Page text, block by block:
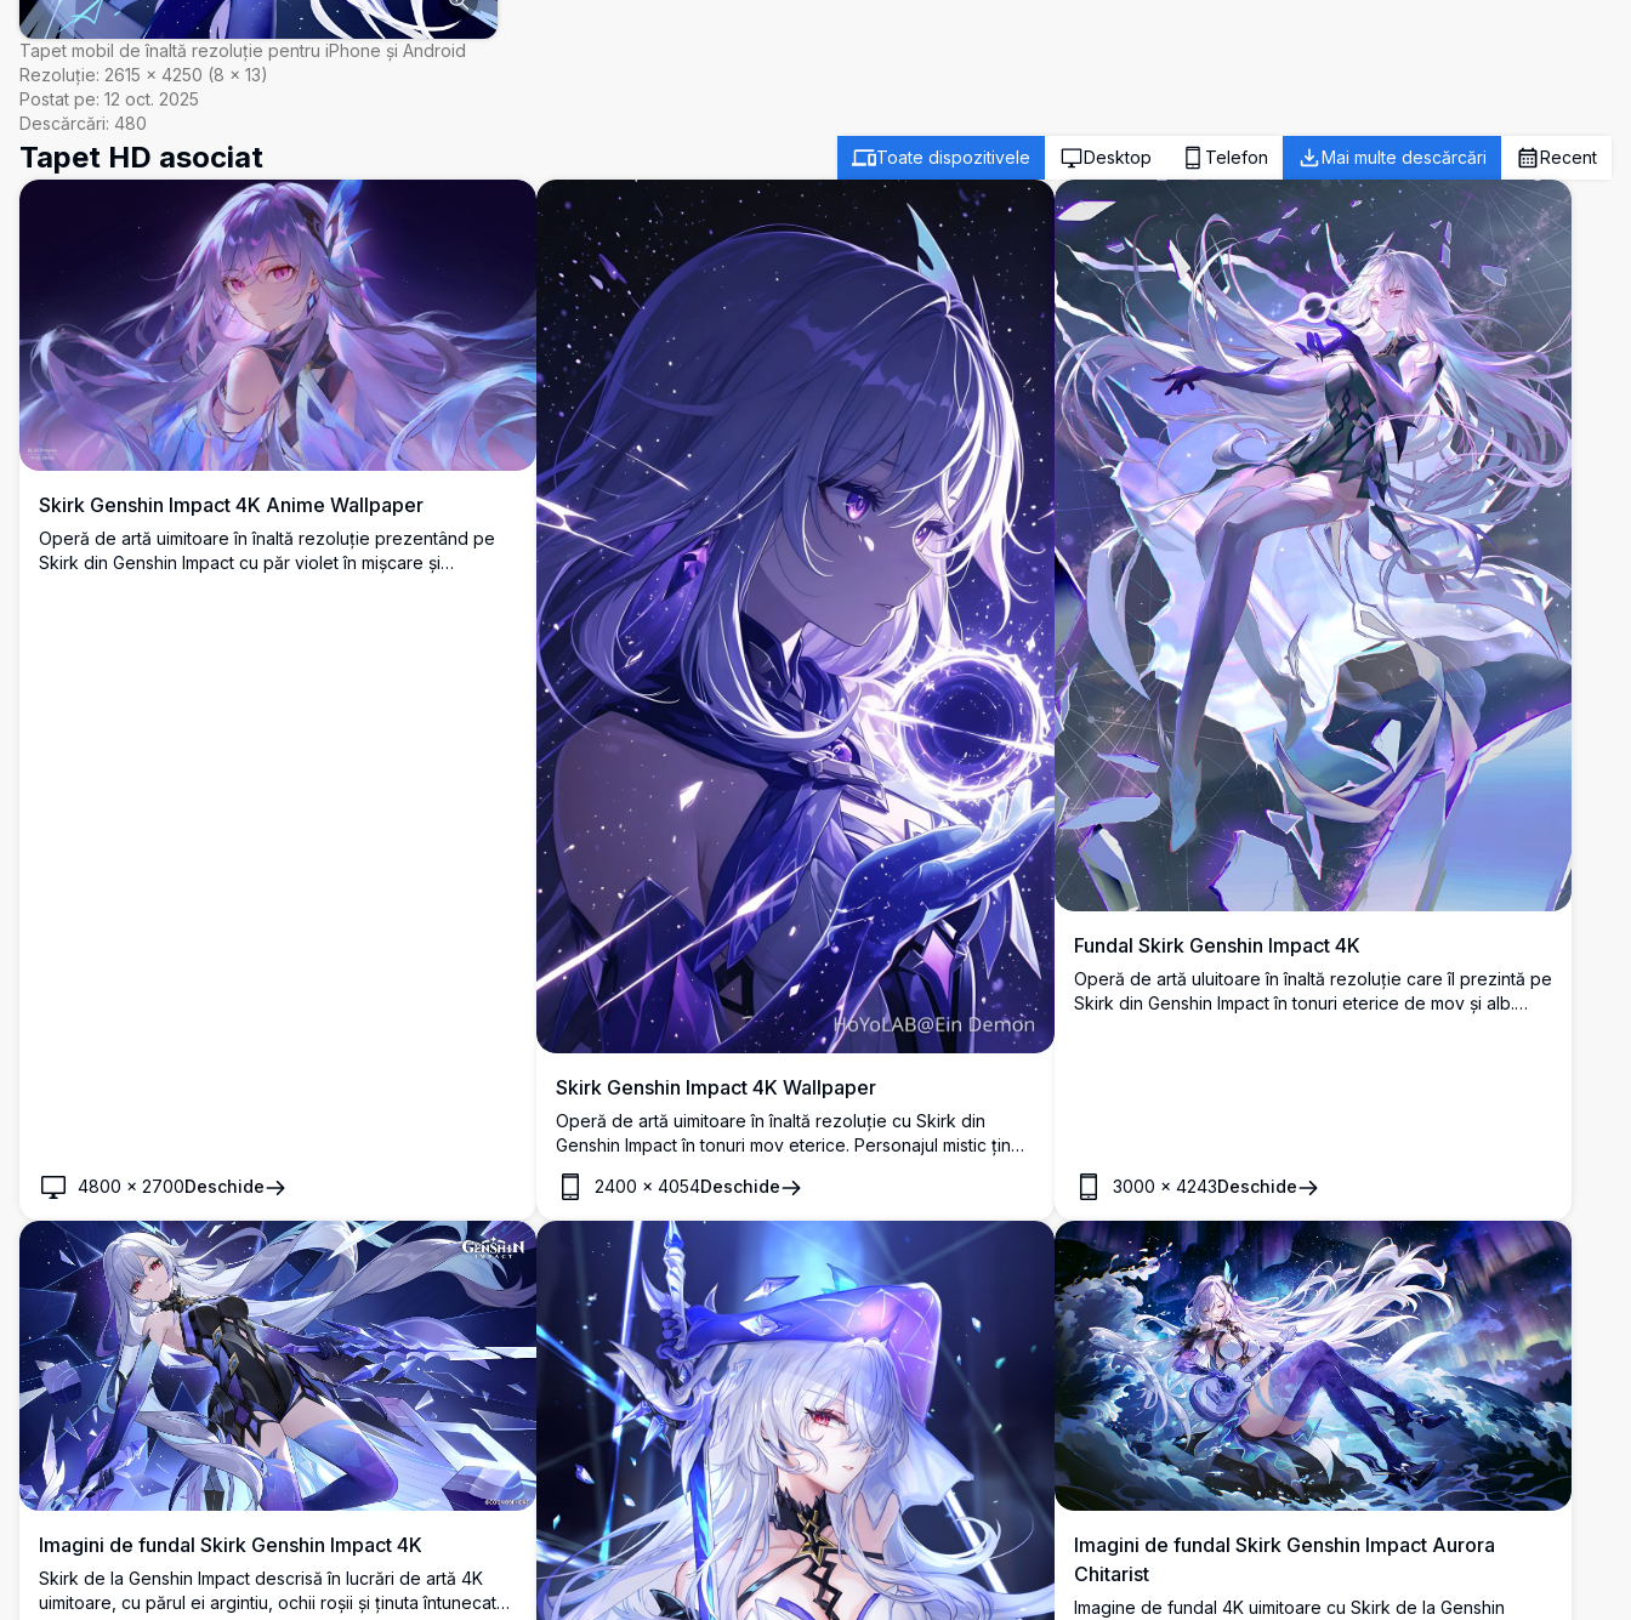
Tapet mobil de înaltă rezoluție pentru iPhone și Android
Rezoluție: 2615 × 4250 (8 × 13)
Postat pe: 12 oct. 2025
Descărcări: 480
Tapet HD asociat Toate dispozitivele Desktop Telefon Mai multe descărcări Recent
Skirk Genshin Impact 4K Anime Wallpaper
Operă de artă uimitoare în înaltă rezoluție prezentând pe
Skirk din Genshin Impact cu păr violet în mișcare și
4800 × 2700Deschide
Skirk Genshin Impact 4K Wallpaper
Operă de artă uimitoare în înaltă rezoluție cu Skirk din
Genshin Impact în tonuri mov eterice. Personajul mistic ține
o sferă strălucitoare pe un fundal cosmic înstelat,
prezentând artă frumoasă în stil anime cu păr fluturând și
atmosferă magică perfectă pentru orice ecran.
2400 ×4054Deschide
Fundal Skirk Genshin Impact 4K
Operă de artă uluitoare în înaltă rezoluție care îl prezintă pe
Skirk din Genshin Impact în tonuri eterice de mov și alb.
3000 × 4243Deschide
Imagini de fundal Skirk Genshin Impact 4K
Skirk de la Genshin Impact descrisă în lucrări de artă 4K
uimitoare, cu părul ei argintiu, ochii roșii și ținuta întunecată
Imagini de fundal Skirk Genshin Impact Aurora
Chitarist
Imagine de fundal 4K uimitoare cu Skirk de la Genshin